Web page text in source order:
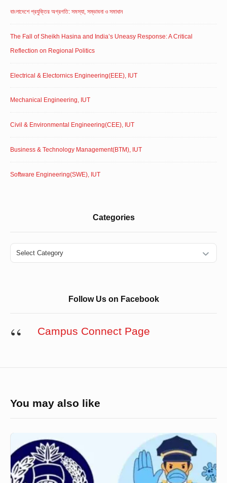
বাংলাদেশে প্রযুক্তির অগ্রগতি: সমস্যা, সম্ভাবনা ও সমাধান
The Fall of Sheikh Hasina and India’s Uneasy Response: A Critical
Reflection on Regional Politics
Electrical & Electornics Engineering(EEE), IUT
Mechanical Engineering, IUT
Civil & Environmental Engineering(CEE), IUT
Business & Technology Management(BTM), IUT
Software Engineering(SWE), IUT
Categories
Categories
Follow Us on Facebook
Campus Connect Page
You may also like
ইঞ্জিনিয়ারের
“মুভমেন্ট